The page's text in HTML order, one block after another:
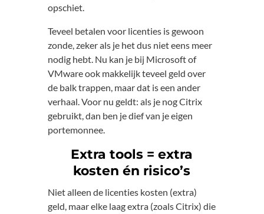
opschiet.
Teveel betalen voor licenties is gewoon
zonde, zeker als je het dus niet eens meer
nodig hebt. Nu kan je bij Microsoft of
VMware ook makkelijk teveel geld over
de balk trappen, maar dat is een ander
verhaal. Voor nu geldt: als je nog Citrix
gebruikt, dan ben je dief van je eigen
portemonnee.
Extra tools = extra
kosten én risico’s
Niet alleen de licenties kosten (extra)
geld, maar elke laag extra (zoals Citrix) die